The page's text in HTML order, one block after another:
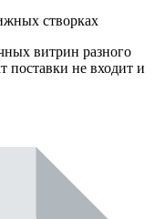
створках
витрин разного
поставки не входит и